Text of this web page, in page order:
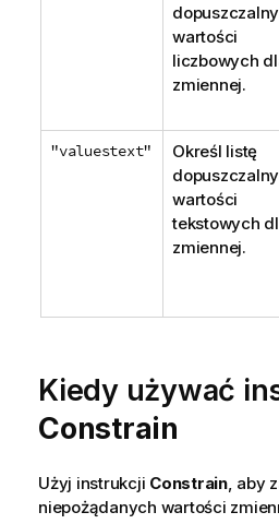
wartości
liczbowych
zmiennej.
"valuestext"
Określ listę
wartości
tekstowych
zmiennej.
Kiedy używać
Constrain
Użyj instrukcji Constrain, aby
niepożądanych wartości